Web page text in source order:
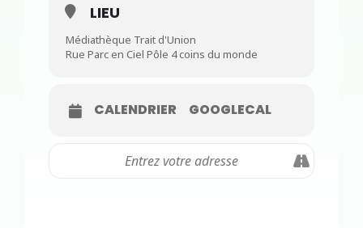
LIEU
Médiathèque Trait d'Union
Rue Parc en Ciel Pôle 4 coins du monde
CALENDRIER GOOGLECAL